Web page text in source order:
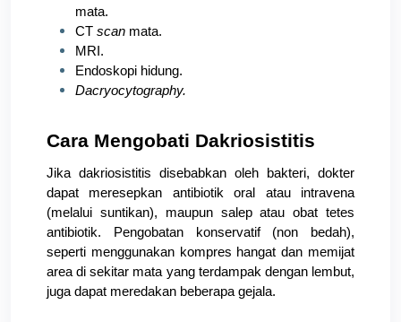
mata.
CT scan mata.
MRI.
Endoskopi hidung.
Dacryocytography.
Cara Mengobati Dakriosistitis
Jika dakriosistitis disebabkan oleh bakteri, dokter
dapat meresepkan antibiotik oral atau intravena
(melalui suntikan), maupun salep atau obat tetes
antibiotik. Pengobatan konservatif (non bedah),
seperti menggunakan kompres hangat dan memijat
area di sekitar mata yang terdampak dengan lembut,
juga dapat meredakan beberapa gejala.